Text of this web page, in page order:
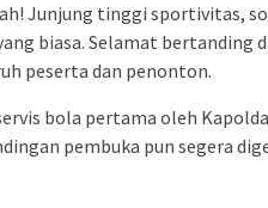
Junjung tinggi sportivitas,
biasa. Selamat bertanding
peserta dan penonton.
bola pertama oleh
pembuka pun segera